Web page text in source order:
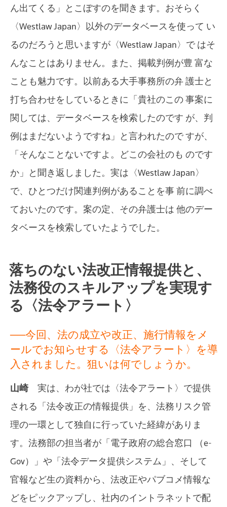
ん出てくる」とこぼすのを聞きます。おそらく
〈Westlaw Japan〉以外のデータベースを使って い
るのだろうと思いますが〈Westlaw Japan〉で はそ
んなことはありません。また、掲載判例が豊 富な
ことも魅力です。以前ある大手事務所の弁 護士と
打ち合わせをしているときに「貴社のこの 事案に
関しては、データベースを検索したのです が、判
例はまだないようですね」と言われたので すが、
「そんなことないですよ。どこの会社のも のです
か」と聞き返しました。実は〈Westlaw Japan〉
で、ひとつだけ関連判例があることを事 前に調べ
ておいたのです。案の定、その弁護士は 他のデー
タベースを検索していたようでした。
落ちのない法改正情報提供と、
法務役のスキルアップを実現す
る〈法令アラート〉
──今回、法の成立や改正、施行情報をメ
ールでお知らせする〈法令アラート〉を導
入されました。狙いは何でしょうか。
山崎実は、わが社では〈法令アラート〉で提供
される「法令改正の情報提供」を、法務リスク管
理の一環として独自に行っていた経緯がありま
す。法務部の担当者が「電子政府の総合窓口 （e-
Gov）」や「法令データ提供システム」、そして
官報など生の資料から、法改正やパブコメ情報な
どをピックアップし、社内のイントラネットで配